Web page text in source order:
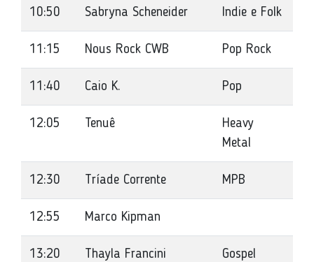
10:50 Sabryna Scheneider Indie e Folk
11:15 Nous Rock CWB Pop Rock
11:40 Caio K. Pop
12:05 Tenuê
Heavy
Metal
12:30 Tríade Corrente MPB
12:55 Marco Kipman
13:20 Thayla Francini Gospel